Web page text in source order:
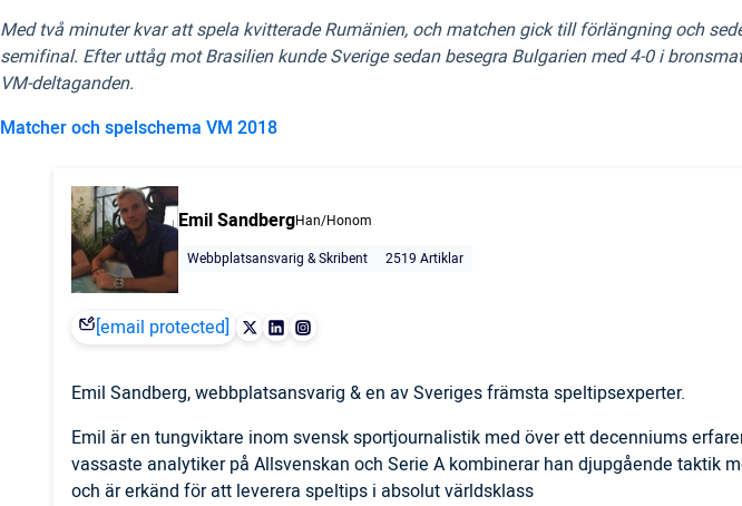
Med två minuter kvar att spela kvitterade Rumänien, och matchen gick till förlängning och
semifinal. Efter uttåg mot Brasilien kunde Sverige sedan besegra Bulgarien med 4-0 i
VM-deltaganden.
Matcher och spelschema VM 2018
Emil SandbergHan/Honom
Webbplatsansvarig & Skribent
2519 Artiklar
[email protected]
Emil Sandberg, webbplatsansvarig & en av Sveriges främsta speltipsexperter.
Emil är en tungviktare inom svensk sportjournalistik med över ett decenniums
vassaste analytiker på Allsvenskan och Serie A kombinerar han djupgående taktik
och är erkänd för att leverera speltips i absolut världsklass